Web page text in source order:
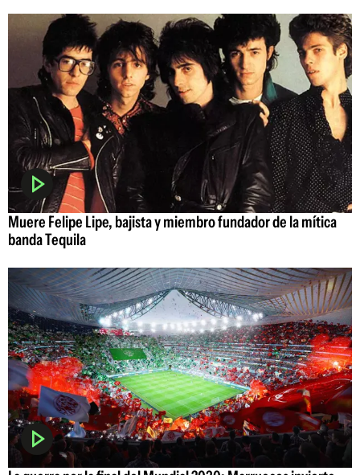
Muere Felipe Lipe, bajista y miembro fundador de la mítica
banda Tequila